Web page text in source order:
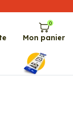
0
Mon panier